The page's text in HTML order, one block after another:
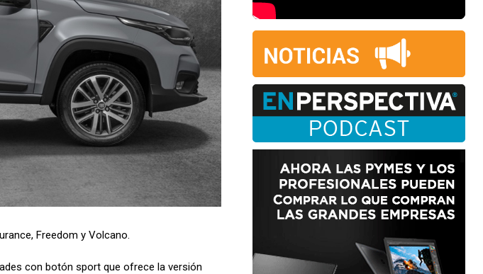
Freedom y Volcano.
con botón sport que ofrece la versión